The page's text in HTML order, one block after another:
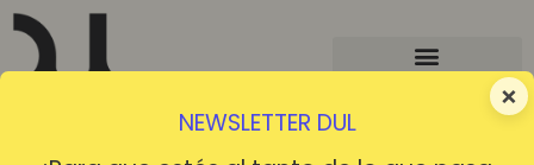
×
NEWSLETTER DUL